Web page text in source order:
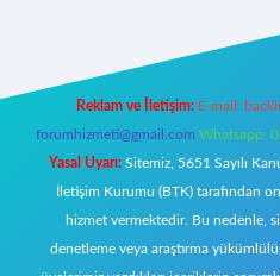
Reklam ve İletişim: E-mail:
forumhizmeti@gmail.com Whatsapp:
Yasal Uyarı: Sitemiz, 5651 Sayılı
İletişim Kurumu (BTK) tarafından
hizmet vermektedir. Bu nedenle,
denetleme veya araştırma